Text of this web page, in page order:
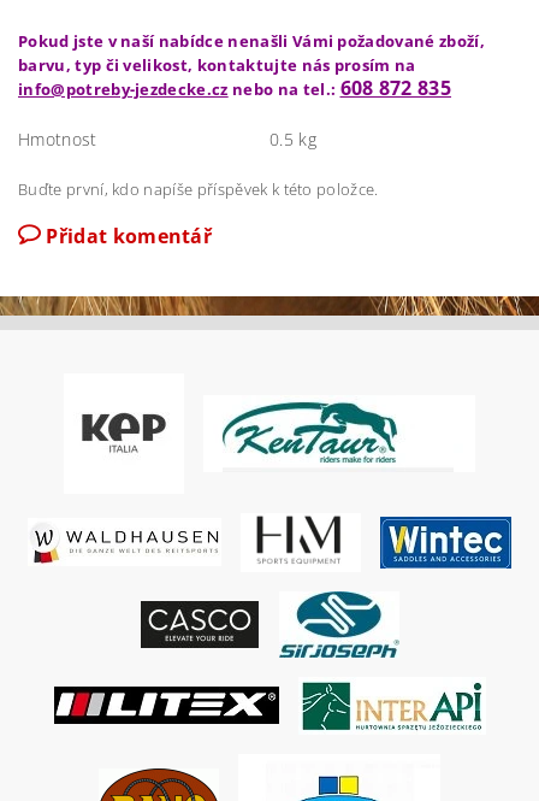
Pokud jste v naší nabídce nenašli Vámi požadované zboží,
barvu, typ či velikost, kontaktujte nás prosím na
info@potreby-jezdecke.cz nebo na tel.: 608 872 835
Hmotnost 0.5 kg
Buďte první, kdo napíše příspěvek k této položce.
Přidat komentář